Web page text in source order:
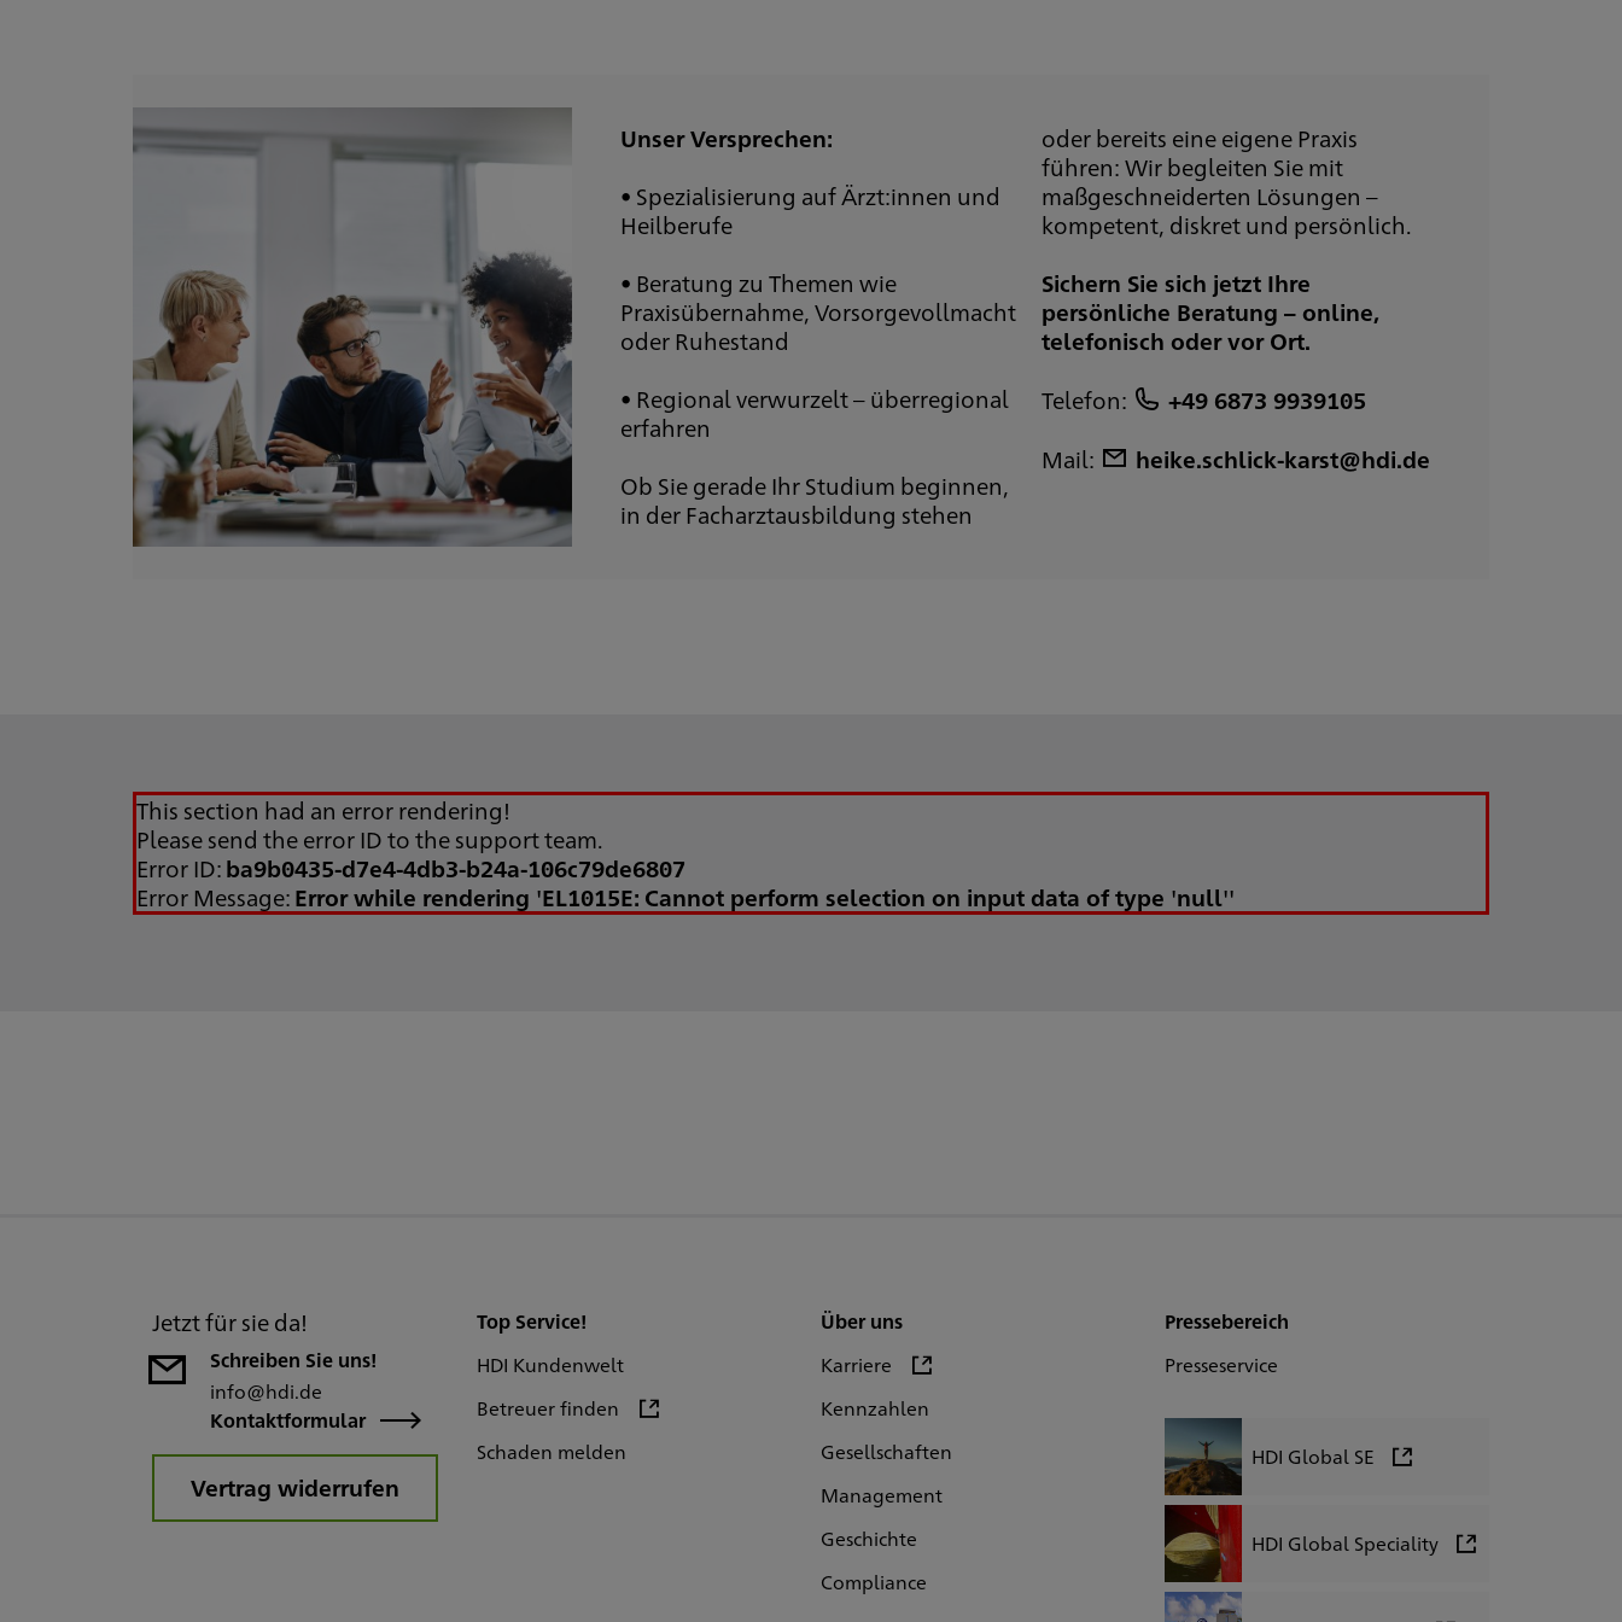
Unser Versprechen:
• Spezialisierung auf Ärzt:innen und
Heilberufe
• Beratung zu Themen wie
Praxisübernahme, Vorsorgevollmacht
oder Ruhestand
• Regional verwurzelt – überregional
erfahren
Ob Sie gerade Ihr Studium beginnen,
in der Facharztausbildung stehen
oder bereits eine eigene Praxis
führen: Wir begleiten Sie mit
maßgeschneiderten Lösungen –
kompetent, diskret und persönlich.
Sichern Sie sich jetzt Ihre
persönliche Beratung – online,
telefonisch oder vor Ort.
Telefon:
+49 6873 9939105
Mail:
heike.schlick-karst@hdi.de
This section had an error rendering!
Please send the error ID to the support team.
Error ID:ba9b0435-d7e4-4db3-b24a-106c79de6807
Error Message:Error while rendering 'EL1015E: Cannot perform selection on input data of type 'null''
Jetzt für sie da!
Schreiben Sie uns!
info@hdi.de
Kontaktformular
Vertrag widerrufen
Top Service!
HDI Kundenwelt
Betreuer finden
Schaden melden
Über uns
Karriere
Kennzahlen
Gesellschaften
Management
Geschichte
Compliance
Pressebereich
Presseservice
HDI Global SE
HDI Global Speciality